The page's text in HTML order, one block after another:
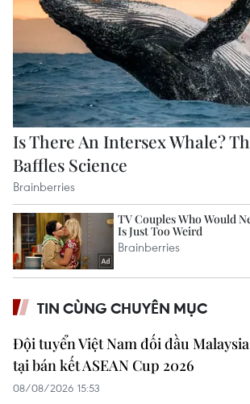
TIN CÙNG CHUYÊN MỤC
Đội tuyển Việt Nam đối đầu Malaysia
tại bán kết ASEAN Cup 2026
08/08/2026 15:53